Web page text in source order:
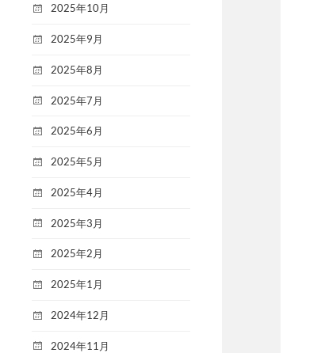
2025年10月
2025年9月
2025年8月
2025年7月
2025年6月
2025年5月
2025年4月
2025年3月
2025年2月
2025年1月
2024年12月
2024年11月